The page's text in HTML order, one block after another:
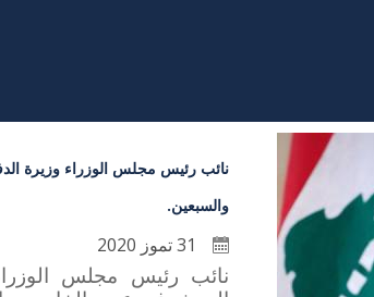
نائب رئيس مجلس الوزراء وزيرة
والسبعين.
نائب رئيس مجلس